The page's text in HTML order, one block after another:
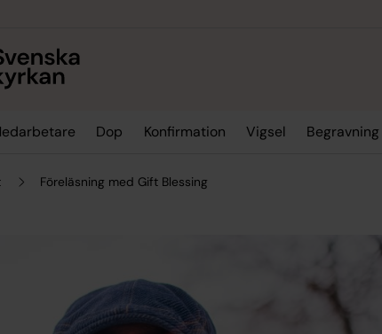
Dop Konfirmation Vigsel Begravning
Föreläsning med Gift Blessing